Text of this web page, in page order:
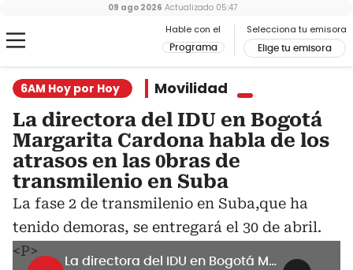
Hable con el
Programa
Selecciona tu emisora
Elige tu emisora
09 ago 2026 Actualizado 05:47
6AM Hoy por Hoy Movilidad
La directora del IDU en Bogotá
Margarita Cardona habla de los
atrasos en las 0bras de
transmilenio en Suba
La fase 2 de transmilenio en Suba,que ha
tenido demoras, se entregará el 30 de abril.
<P>
La directora del IDU en Bogotá Margarita Cardona habla de los atrasos en las 0bras de transmilenio en Suba